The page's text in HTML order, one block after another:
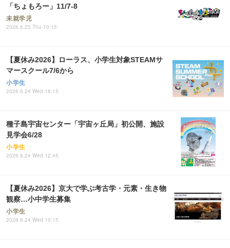
「ちょもろー」11/7-8
未就学児
2026.6.25 Thu 10:15
【夏休み2026】ローラス、小学生対象STEAMサ
マースクール7/6から
小学生
2026.6.24 Wed 18:15
種子島宇宙センター「宇宙ヶ丘局」初公開、施設
見学会6/28
小学生
2026.6.24 Wed 12:45
【夏休み2026】京大で学ぶ考古学・元素・生き物
観察…小中学生募集
小学生
2026.6.24 Wed 10:15